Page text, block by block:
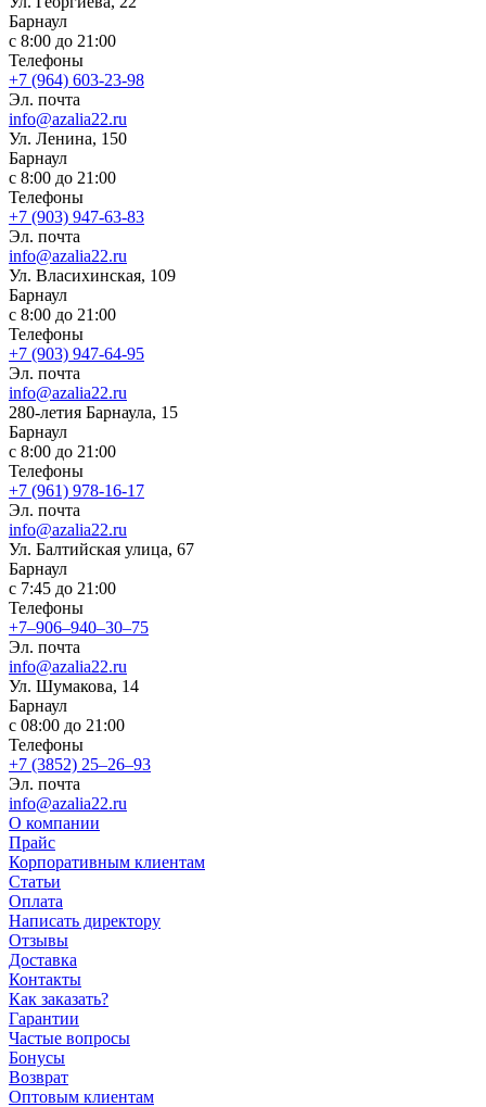
Барнаул
с 8:00 до 21:00
Телефоны
+7 (964) 603-23-98
Эл. почта
info@azalia22.ru
Ул. Ленина, 150
Барнаул
с 8:00 до 21:00
Телефоны
+7 (903) 947-63-83
Эл. почта
info@azalia22.ru
Ул. Власихинская, 109
Барнаул
с 8:00 до 21:00
Телефоны
+7 (903) 947-64-95
Эл. почта
info@azalia22.ru
280-летия Барнаула, 15
Барнаул
с 8:00 до 21:00
Телефоны
+7 (961) 978-16-17
Эл. почта
info@azalia22.ru
Ул. ​Балтийская улица, 67
Барнаул
с 7:45 до 21:00
Телефоны
+7‒906‒940‒30‒75
Эл. почта
info@azalia22.ru
​Ул. Шумакова, 14
Барнаул
с 08:00 до 21:00
Телефоны
+7 (3852) 25‒26‒93
Эл. почта
info@azalia22.ru
О компании
Прайс
Корпоративным клиентам
Статьи
Оплата
Написать директору
Отзывы
Доставка
Контакты
Как заказать?
Гарантии
Частые вопросы
Бонусы
Возврат
Оптовым клиентам